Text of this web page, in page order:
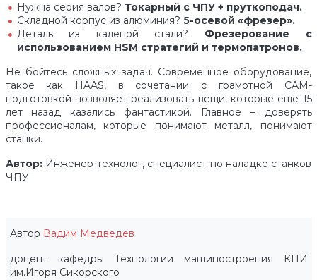
Нужна серия валов? Токарный с ЧПУ + пруткоподач.
Складной корпус из алюминия? 5-осевой «фрезер».
Деталь из каленой стали? Фрезерование с
использованием HSM стратегий и термопатронов.
Не бойтесь сложных задач. Современное оборудование,
такое как HAAS, в сочетании с грамотной CAM-
подготовкой позволяет реализовать вещи, которые еще 15
лет назад казались фантастикой. Главное – доверять
профессионалам, которые понимают металл, понимают
станки.
Автор:Инженер-технолог, специалист по наладке станков
ЧПУ
Автор Вадим Медведев
доцент кафедры Технологии машиностроения КПИ
им.Игоря Сикорского